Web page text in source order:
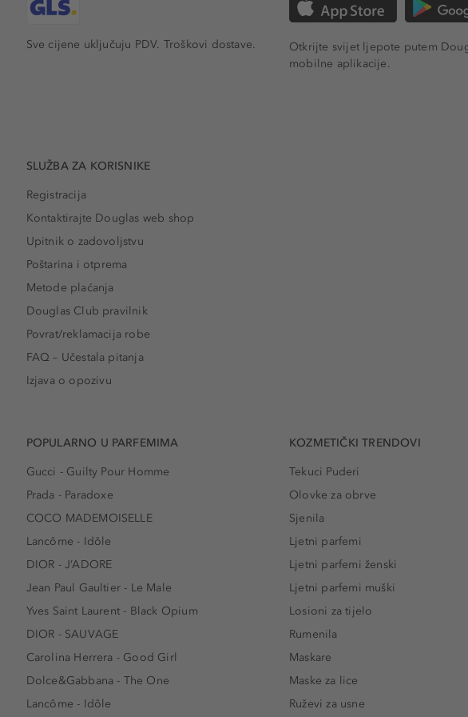
Sve cijene uključuju PDV. Troškovi dostave.
Otkrijte svijet ljepote putem
mobilne aplikacije.
SLUŽBA ZA KORISNIKE
Registracija
Kontaktirajte Douglas web shop
Upitnik o zadovoljstvu
Poštarina i otprema
Metode plaćanja
Douglas Club pravilnik
Povrat/reklamacija robe
FAQ – Učestala pitanja
Izjava o opozivu
POPULARNO U PARFEMIMA
Gucci - Guilty Pour Homme
Prada - Paradoxe
COCO MADEMOISELLE
Lancôme - Idôle
DIOR - J’ADORE
Jean Paul Gaultier - Le Male
Yves Saint Laurent - Black Opium
DIOR - SAUVAGE
Carolina Herrera - Good Girl
Dolce&Gabbana - The One
Lancôme - Idôle
KOZMETIČKI TRENDOVI
Tekuci Puderi
Olovke za obrve
Sjenila
Ljetni parfemi
Ljetni parfemi ženski
Ljetni parfemi muški
Losioni za tijelo
Rumenila
Maskare
Maske za lice
Ruževi za usne